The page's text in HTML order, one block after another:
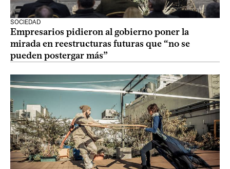
SOCIEDAD
Empresarios pidieron al gobierno poner la
mirada en reestructuras futuras que “no se
pueden postergar más”